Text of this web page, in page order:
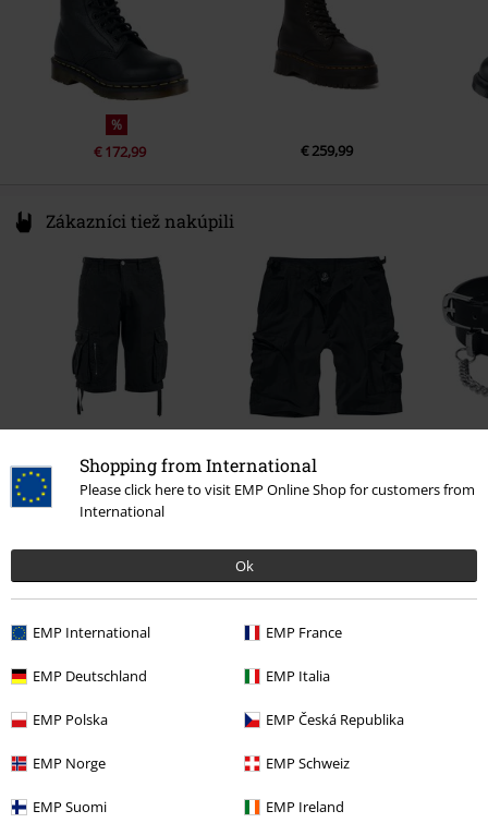
Shopping from International
Please click here to visit EMP Online Shop for customers from
International
Ok
EMP International EMP France
EMP Deutschland EMP Italia
EMP Polska EMP Česká Republika
EMP Norge EMP Schweiz
EMP Suomi EMP Ireland
%
€ 172,99 € 259,99
Zákazníci tiež nakúpili
OMC Od€ 44,99 Od€ 37,99
Od€ 24,79